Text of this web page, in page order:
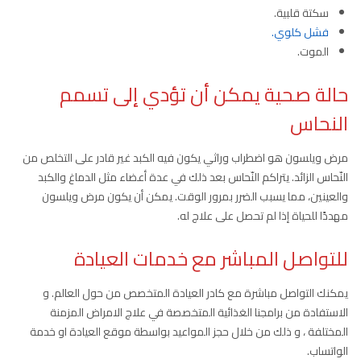
سكتة قلبية.
فشل كلوي.
الموت.
حالة صحية يمكن أن تؤدي إلى تسمم
النحاس
مرض ويلسون هو اضطراب وراثي يكون فيه الكبد غير قادر على التخلص من
النّحاس الزائد. يتراكم النّحاس بعد ذلك في عدة أعضاء مثل الدماغ والكبد
والعينين، مما يسبب الضرر بمرور الوقت. يمكن أن يكون مرض ويلسون
مهددًا للحياة إذا لم تحصل على علاج له.
للتواصل المباشر مع خدمات العيادة
يمكنك التواصل مباشرة مع كادر العيادة المتخصص من حول العالم. و
الاستفادة من برامجنا الغذائية المتخصصة في علاج الامراض المزمنة
المختلفة ، و ذلك من خلال حجز المواعيد بواسطة موقع العيادة او خدمة
الواتساب.